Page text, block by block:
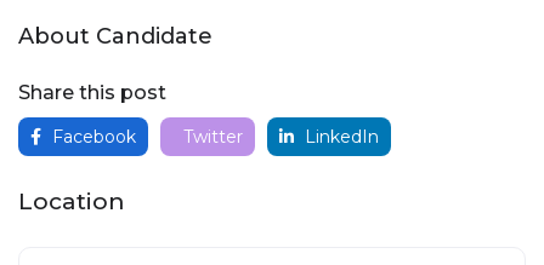
About Candidate
Share this post
Facebook Twitter LinkedIn
Location